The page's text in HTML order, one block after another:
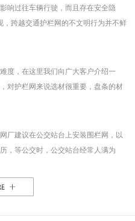
。克服了电焊网焊接点易开焊脱落的
、林场、高速公路和生态环境的最佳
响过往车辆行驶，而且存在安全隐
，跨越交通护栏网的不文明行为并不鲜
过;10时30分，两女一男由南向北跨越
北侧躲过3辆由东向西行驶的车辆，向
行驶的车辆急速行驶，两人在等待约1
时30分，约有30人在该路段跨越交通
度，在这里我们向广大客户介绍一
对护栏网来说选材很重要，盘条的材
网网片质量，网片是由不同规格的盘
度直接影响到网片的质量，在选丝方
出来的成品铁丝；其次是网片的焊接
点都能够很好的连接。正规护栏网生
而一起小厂则采用手工焊接，通常质
厂建议在公交站台上安装围栏网，以
，等公交时，公交站台经常人满为
客不得不走下站台，而且上车下车都
性，如果在站台旁安装了围栏网，那